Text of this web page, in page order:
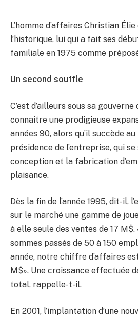
L’homme d’affaires Christian
l’historique, lui qui a fait ses
familiale en 1975 comme
Un second souffle
C’est d’ailleurs sous sa
connaître une prodigieuse
années 90, alors qu’il succède
présidence de l’entreprise, qui
conception et la fabrication
plaisance.
Dès la fin de l’année 1995, dit-il,
sur le marché une gamme de
à elle seule des ventes de 17 M$.
sommes passés de 50 à 150
année, notre chiffre d’affaires
M$». Une croissance effectuée
total, rappelle-t-il.
En 2001, l’implantation d’une